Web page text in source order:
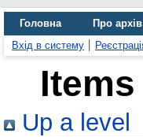
Головна Про архів
Вхід в систему
Up a level